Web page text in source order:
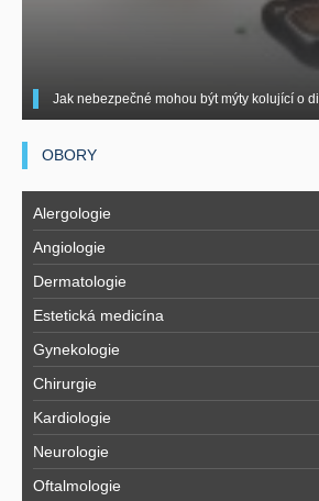
Jak nebezpečné mohou být mýty kolující o
OBORY
Alergologie
Angiologie
Dermatologie
Estetická medicína
Gynekologie
Chirurgie
Kardiologie
Neurologie
Oftalmologie